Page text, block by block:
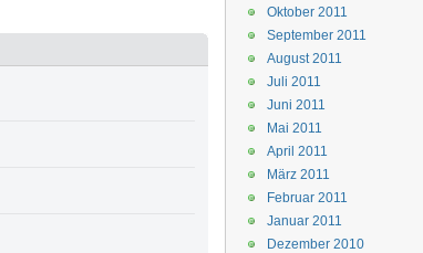
Oktober 2011
September 2011
August 2011
Juli 2011
Juni 2011
Mai 2011
April 2011
März 2011
Februar 2011
Januar 2011
Dezember 2010